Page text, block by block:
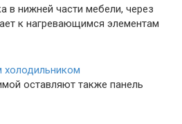
в нижней части мебели, через
к нагревающимся элементам
оставляют также панель